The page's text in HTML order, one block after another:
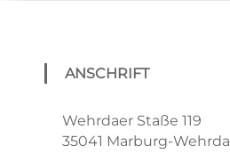
ANSCHRIFT
Wehrdaer Staße 119
35041 Marburg-Wehrda